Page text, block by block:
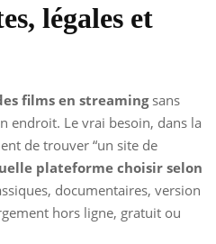
légales et
films en streamingsans
endroit. Le vrai besoin, dans la
de trouver “un site de
plateforme choisir selon
documentaires, version
hors ligne, gratuit ou